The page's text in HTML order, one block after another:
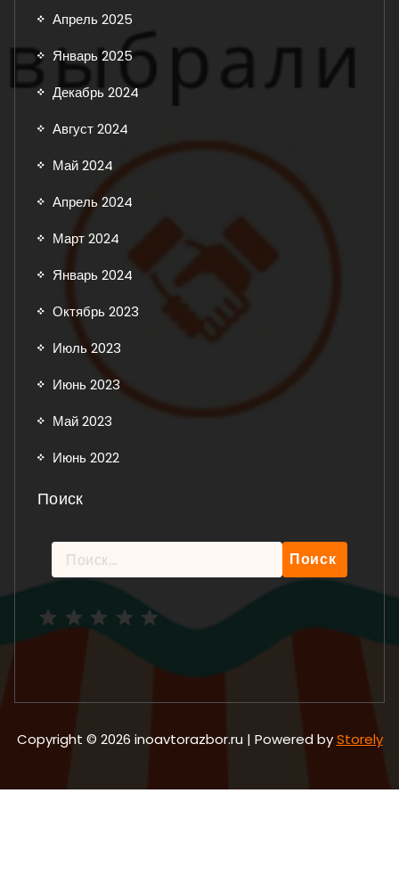
Апрель 2025
Январь 2025
Декабрь 2024
Август 2024
Май 2024
Апрель 2024
Март 2024
Январь 2024
Октябрь 2023
Июль 2023
Июнь 2023
Май 2023
Июнь 2022
Поиск
Найти:
Copyright © 2026 inoavtorazbor.ru | Powered byStorely